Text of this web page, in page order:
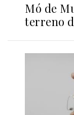
Mó de
terreno